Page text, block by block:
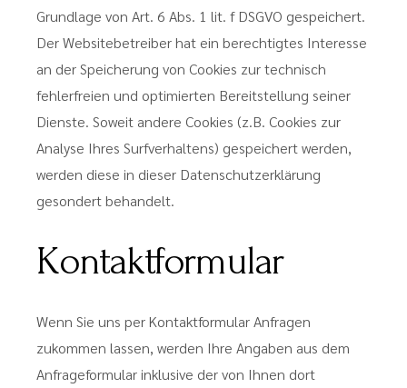
Grundlage von Art. 6 Abs. 1 lit. f DSGVO gespeichert.
Der Websitebetreiber hat ein berechtigtes Interesse
an der Speicherung von Cookies zur technisch
fehlerfreien und optimierten Bereitstellung seiner
Dienste. Soweit andere Cookies (z.B. Cookies zur
Analyse Ihres Surfverhaltens) gespeichert werden,
werden diese in dieser Datenschutzerklärung
gesondert behandelt.
Kontaktformular
Wenn Sie uns per Kontaktformular Anfragen
zukommen lassen, werden Ihre Angaben aus dem
Anfrageformular inklusive der von Ihnen dort